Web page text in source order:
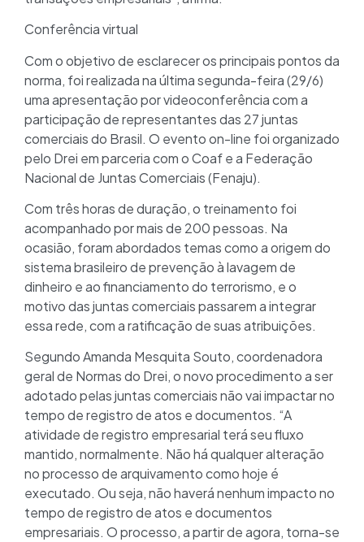
Conferência virtual
Com o objetivo de esclarecer os principais pontos da
norma, foi realizada na última segunda-feira (29/6)
uma apresentação por videoconferência com a
participação de representantes das 27 juntas
comerciais do Brasil. O evento on-line foi organizado
pelo Drei em parceria com o Coaf e a Federação
Nacional de Juntas Comerciais (Fenaju).
Com três horas de duração, o treinamento foi
acompanhado por mais de 200 pessoas. Na
ocasião, foram abordados temas como a origem do
sistema brasileiro de prevenção à lavagem de
dinheiro e ao financiamento do terrorismo, e o
motivo das juntas comerciais passarem a integrar
essa rede, com a ratificação de suas atribuições.
Segundo Amanda Mesquita Souto, coordenadora
geral de Normas do Drei, o novo procedimento a ser
adotado pelas juntas comerciais não vai impactar no
tempo de registro de atos e documentos. “A
atividade de registro empresarial terá seu fluxo
mantido, normalmente. Não há qualquer alteração
no processo de arquivamento como hoje é
executado. Ou seja, não haverá nenhum impacto no
tempo de registro de atos e documentos
empresariais. O processo, a partir de agora, torna-se